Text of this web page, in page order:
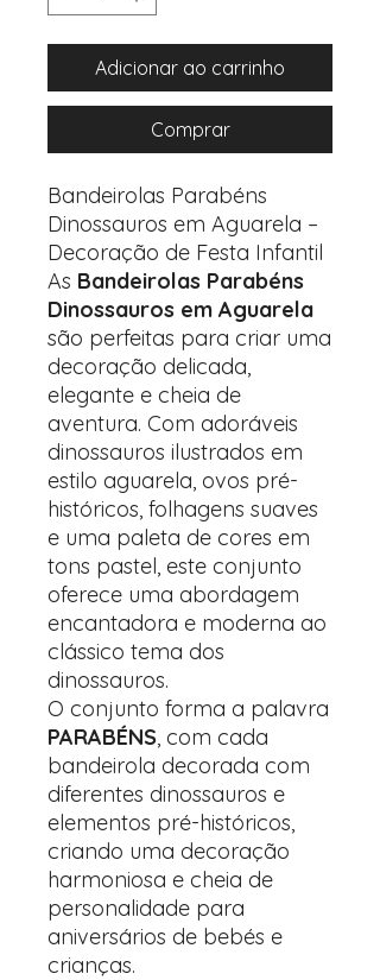
Adicionar ao carrinho
Comprar
Bandeirolas Parabéns
Dinossauros em Aguarela –
Decoração de Festa Infantil
As Bandeirolas Parabéns
Dinossauros em Aguarela
são perfeitas para criar uma
decoração delicada,
elegante e cheia de
aventura. Com adoráveis
dinossauros ilustrados em
estilo aguarela, ovos pré-
históricos, folhagens suaves
e uma paleta de cores em
tons pastel, este conjunto
oferece uma abordagem
encantadora e moderna ao
clássico tema dos
dinossauros.
O conjunto forma a palavra
PARABÉNS, com cada
bandeirola decorada com
diferentes dinossauros e
elementos pré-históricos,
criando uma decoração
harmoniosa e cheia de
personalidade para
aniversários de bebés e
crianças.